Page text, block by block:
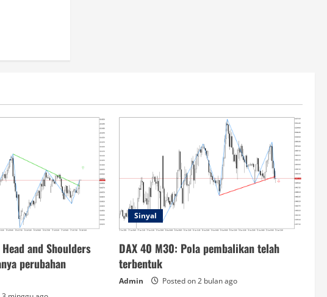
Head and Shoulders
perubahan
Sinyal
DAX 40 M30: Pola pembalikan telah
terbentuk
Admin Posted on 2 bulan ago